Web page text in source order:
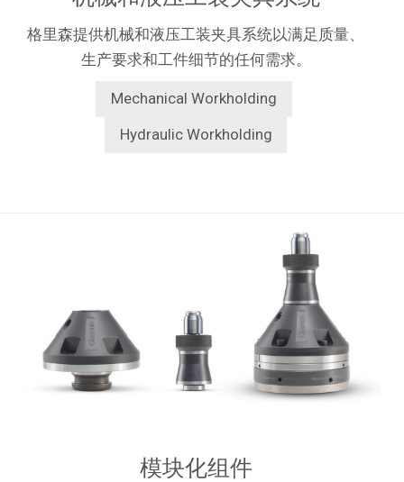
格里森提供机械和液压工装夹具系统以满足质量、
生产要求和工件细节的任何需求。
Mechanical Workholding
Hydraulic Workholding
模块化组件